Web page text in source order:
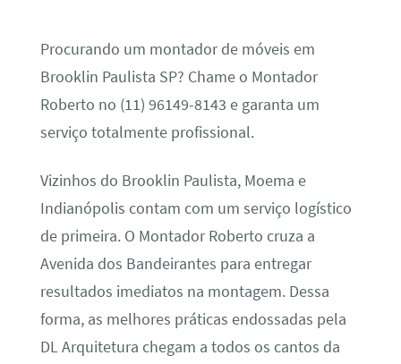
Procurando um montador de móveis em
Brooklin Paulista SP? Chame o Montador
Roberto no (11) 96149-8143 e garanta um
serviço totalmente profissional.
Vizinhos do Brooklin Paulista, Moema e
Indianópolis contam com um serviço logístico
de primeira. O Montador Roberto cruza a
Avenida dos Bandeirantes para entregar
resultados imediatos na montagem. Dessa
forma, as melhores práticas endossadas pela
DL Arquitetura chegam a todos os cantos da